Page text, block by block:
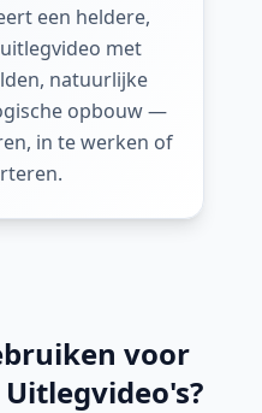
een heldere,
met
natuurlijke
opbouw —
in te werken of
voor